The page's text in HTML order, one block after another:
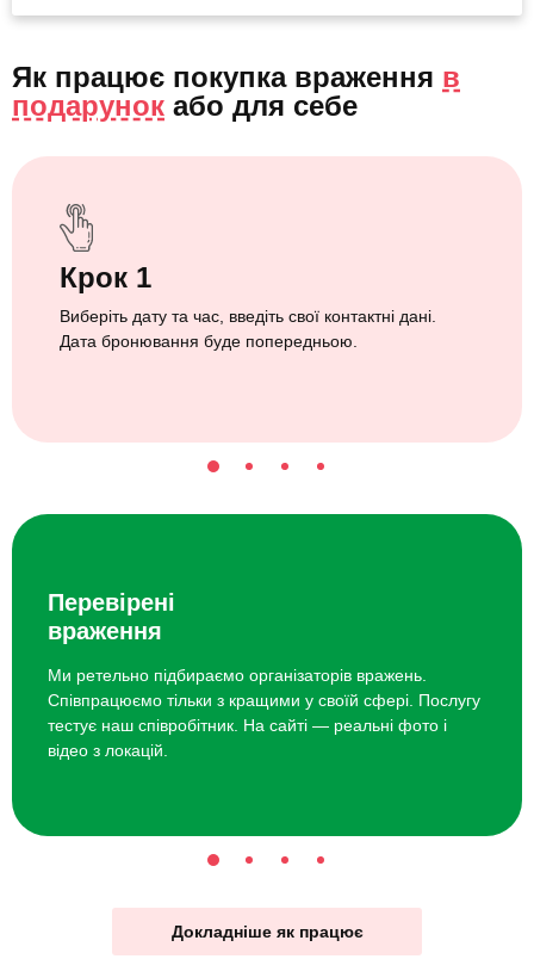
Як працює покупка враження в
подарунок або для себе
Крок 1
Виберіть дату та час, введіть свої контактні дані.
Дата бронювання буде попередньою.
Перевірені
враження
Ми ретельно підбираємо організаторів вражень.
Співпрацюємо тільки з кращими у своїй сфері. Послугу
тестує наш співробітник. На сайті — реальні фото і
відео з локацій.
Докладніше як працює